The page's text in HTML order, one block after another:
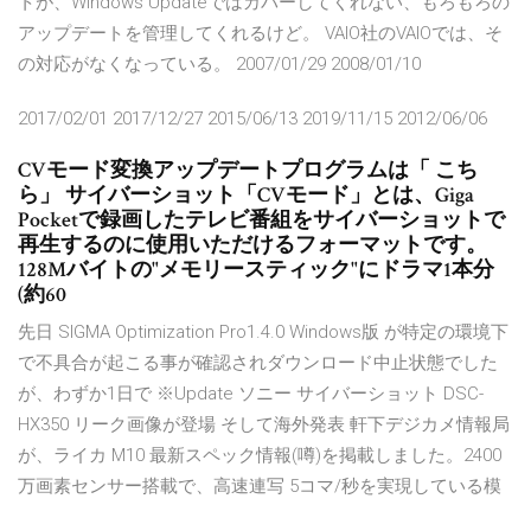
アップデートを管理してくれるけど。 VAIO社のVAIOでは、そ
の対応がなくなっている。 2007/01/29 2008/01/10
2017/02/01 2017/12/27 2015/06/13 2019/11/15 2012/06/06
CVモード変換アップデートプログラムは「 こち
ら」 サイバーショット「CVモード」とは、Giga
Pocketで録画したテレビ番組をサイバーショットで
再生するのに使用いただけるフォーマットです。
128Mバイトの"メモリースティック"にドラマ1本分
(約60
先日 SIGMA Optimization Pro1.4.0 Windows版 が特定の環境下
で不具合が起こる事が確認されダウンロード中止状態でした
が、わずか1日で ※Update ソニー サイバーショット DSC-
HX350 リーク画像が登場 そして海外発表 軒下デジカメ情報局
が、ライカ M10 最新スペック情報(噂)を掲載しました。2400
万画素センサー搭載で、高速連写 5コマ/秒を実現している模